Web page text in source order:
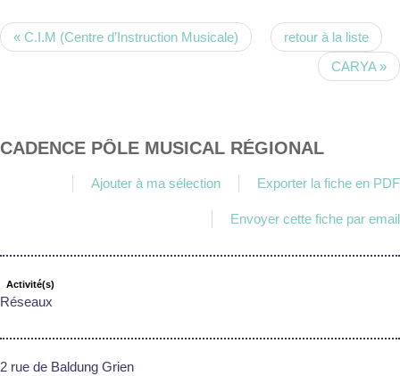
« C.I.M (Centre d’Instruction Musicale)
retour à la liste
CARYA »
CADENCE PÔLE MUSICAL RÉGIONAL
Exporter la fiche en PDF
Ajouter à ma sélection
Envoyer cette fiche par email
Activité(s)
Réseaux
2 rue de Baldung Grien